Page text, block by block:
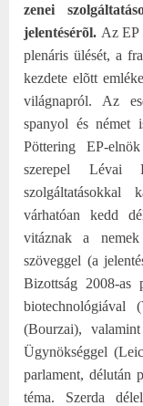
zenei
jelentésérõl. Az EP
plenáris ülését, a
kezdete elõtt
világnapról. Az
spanyol és német
Pöttering EP-
szerepel Lévai
szolgáltatásokkal
várhatóan kedd
vitáznak a nemek
szöveggel (a
Bizottság 2008-as
biotechnológiával
(Bourzai),
Ügynökséggel
parlament, délután
téma.
Szerda